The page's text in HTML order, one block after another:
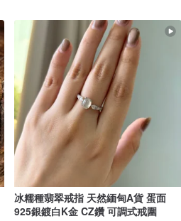
冰糯種翡翠戒指 天然緬甸A貨 蛋面
925銀鍍白K金 CZ鑽 可調式戒圍